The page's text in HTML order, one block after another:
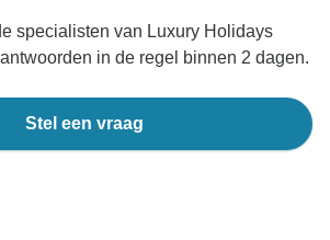
specialisten van Luxury Holidays
in de regel binnen 2 dagen.
Stel een vraag